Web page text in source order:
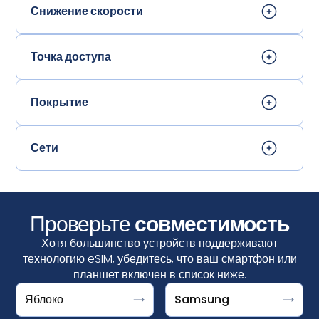
Снижение скорости
Точка доступа
Покрытие
Сети
Ваше устройство поддерживает eSIM, если вы видите
Google Pixel поддерживает eSIM, если вы видите
Проверьтесовместимость
Хотя большинство устройств поддерживают
технологию eSIM, убедитесь, что ваш смартфон или
планшет включен в список ниже.
Яблоко
Samsung